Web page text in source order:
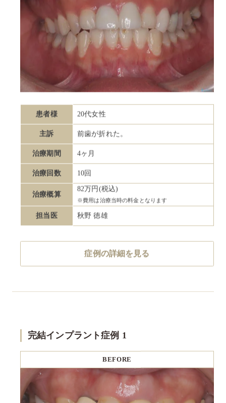
患者様 20代女性
主訴 前歯が折れた。
治療期間 4ヶ月
治療回数 10回
治療概算
82万円(税込)
※費用は治療当時の料金となります
担当医 秋野 徳雄
症例の詳細を見る
完結インプラント症例 1